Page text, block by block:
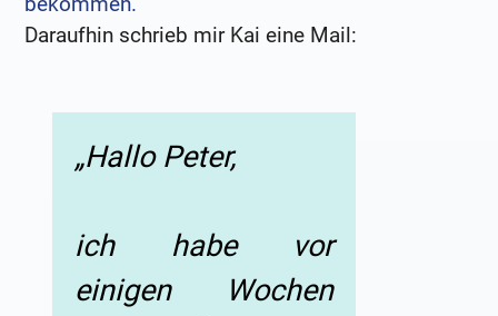
Daraufhin schrieb mir Kai eine Mail:
„Hallo Peter,
ich habe vor
einigen Wochen